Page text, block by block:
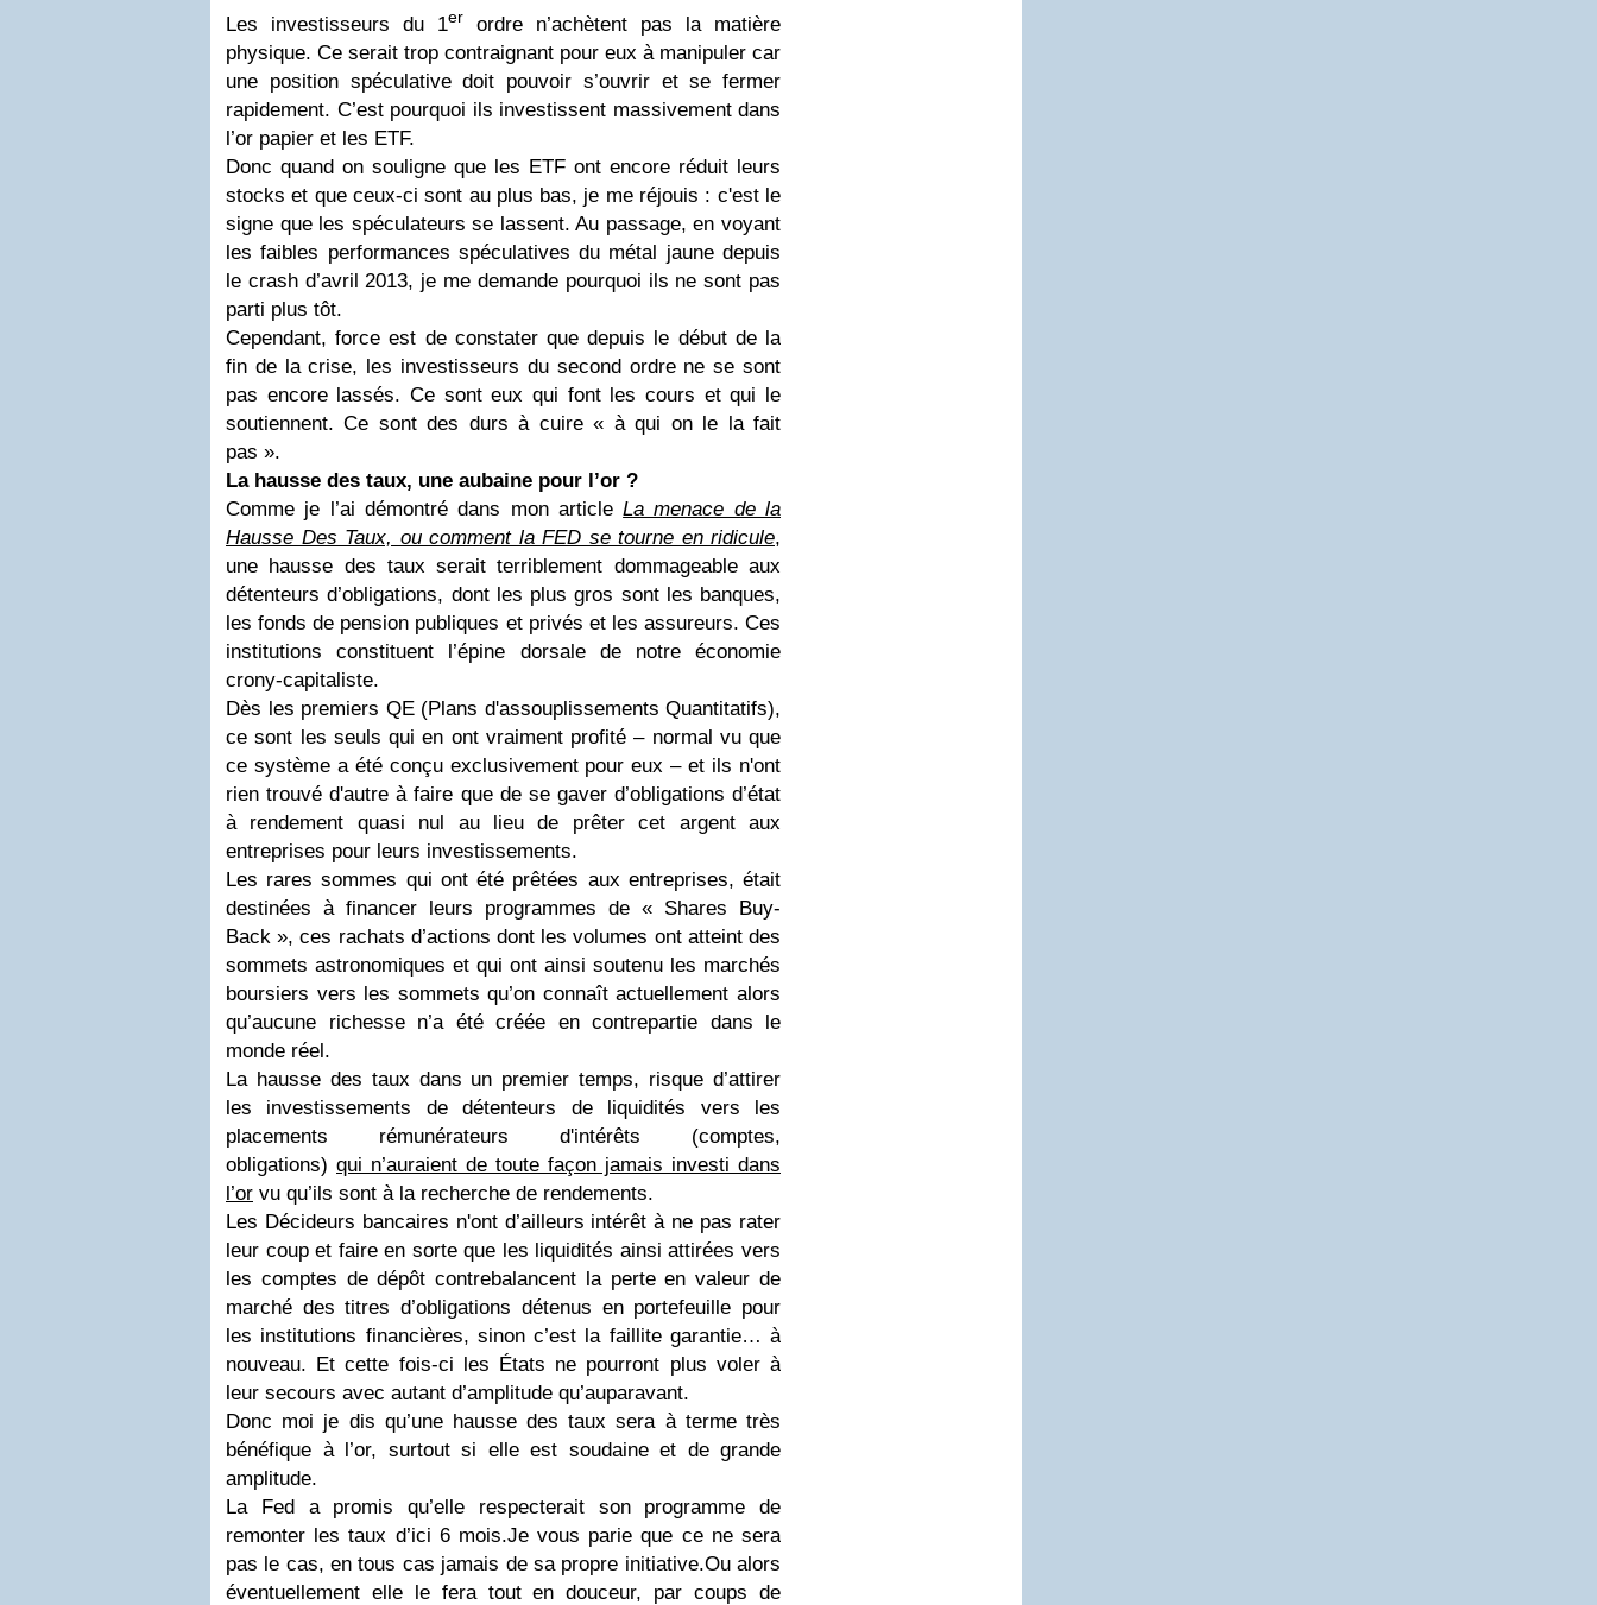
Les investisseurs du 1er ordre n’achètent pas la matière
physique. Ce serait trop contraignant pour eux à manipuler car
une position spéculative doit pouvoir s’ouvrir et se fermer
rapidement. C’est pourquoi ils investissent massivement dans
l’or papier et les ETF.
Donc quand on souligne que les ETF ont encore réduit leurs
stocks et que ceux-ci sont au plus bas, je me réjouis : c'est le
signe que les spéculateurs se lassent. Au passage, en voyant
les faibles performances spéculatives du métal jaune depuis
le crash d’avril 2013, je me demande pourquoi ils ne sont pas
parti plus tôt.
Cependant, force est de constater que depuis le début de la
fin de la crise, les investisseurs du second ordre ne se sont
pas encore lassés. Ce sont eux qui font les cours et qui le
soutiennent. Ce sont des durs à cuire « à qui on le la fait
pas ».
La hausse des taux, une aubaine pour l’or ?
Comme je l’ai démontré dans mon articleLa menace de la
Hausse Des Taux, ou comment la FED se tourne en ridicule,
une hausse des taux serait terriblement dommageable aux
détenteurs d’obligations, dont les plus gros sont les banques,
les fonds de pension publiques et privés et les assureurs. Ces
institutions constituent l’épine dorsale de notre économie
crony-capitaliste.
Dès les premiers QE (Plans d'assouplissements Quantitatifs),
ce sont les seuls qui en ont vraiment profité – normal vu que
ce système a été conçu exclusivement pour eux – et ils n'ont
rien trouvé d'autre à faire que de se gaver d’obligations d’état
à rendement quasi nul au lieu de prêter cet argent aux
entreprises pour leurs investissements.
Les rares sommes qui ont été prêtées aux entreprises, était
destinées à financer leurs programmes de « Shares Buy-
Back », ces rachats d’actions dont les volumes ont atteint des
sommets astronomiques et qui ont ainsi soutenu les marchés
boursiers vers les sommets qu’on connaît actuellement alors
qu’aucune richesse n’a été créée en contrepartie dans le
monde réel.
La hausse des taux dans un premier temps, risque d’attirer
les investissements de détenteurs de liquidités vers les
placements rémunérateurs d'intérêts (comptes,
obligations) qui n’auraient de toute façon jamais investi dans
l’or vu qu’ils sont à la recherche de rendements.
Les Décideurs bancaires n'ont d’ailleurs intérêt à ne pas rater
leur coup et faire en sorte que les liquidités ainsi attirées vers
les comptes de dépôt contrebalancent la perte en valeur de
marché des titres d’obligations détenus en portefeuille pour
les institutions financières, sinon c’est la faillite garantie… à
nouveau. Et cette fois-ci les États ne pourront plus voler à
leur secours avec autant d’amplitude qu’auparavant.
Donc moi je dis qu’une hausse des taux sera à terme très
bénéfique à l’or, surtout si elle est soudaine et de grande
amplitude.
La Fed a promis qu’elle respecterait son programme de
remonter les taux d’ici 6 mois.Je vous parie que ce ne sera
pas le cas, en tous cas jamais de sa propre initiative.Ou alors
éventuellement elle le fera tout en douceur, par coups de